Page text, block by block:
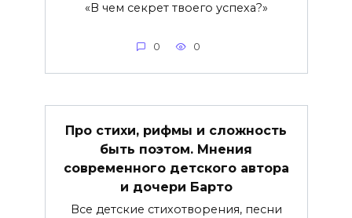
«В чем секрет твоего успеха?»
0 0
Про стихи, рифмы и сложность
быть поэтом. Мнения
современного детского автора
и дочери Барто
Все детские стихотворения, песни